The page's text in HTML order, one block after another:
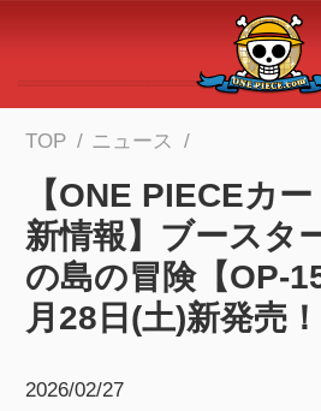
メインコンテンツへスキップ
TOP ニュース
【ONE PIECEカ
新情報】ブースタ
の島の冒険【OP-
月28日(土)新発売！
2026/02/27